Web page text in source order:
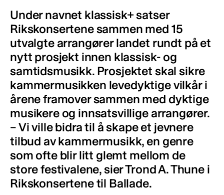
Under navnet klassisk+ satser
Rikskonsertene sammen med 15
utvalgte arrangører landet rundt på et
nytt prosjekt innen klassisk- og
samtidsmusikk. Prosjektet skal sikre
kammermusikken levedyktige vilkår i
årene framover sammen med dyktige
musikere og innsatsvillige arrangører.
– Vi ville bidra til å skape et jevnere
tilbud av kammermusikk, en genre
som ofte blir litt glemt mellom de
store festivalene, sier Trond A. Thune i
Rikskonsertene til Ballade.